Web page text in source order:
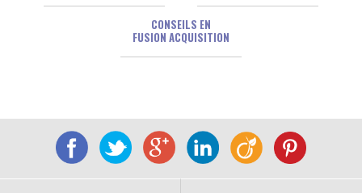
CONSEILS EN
FUSION ACQUISITION